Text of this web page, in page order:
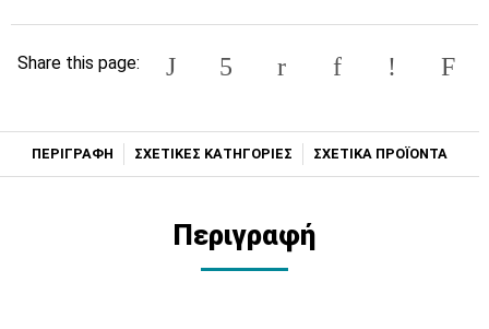
Share this page:
ΠΕΡΙΓΡΑΦΗ ΣΧΕΤΙΚΕΣ ΚΑΤΗΓΟΡΙΕΣ ΣΧΕΤΙΚΑ ΠΡΟΪΟΝΤΑ
Περιγραφή